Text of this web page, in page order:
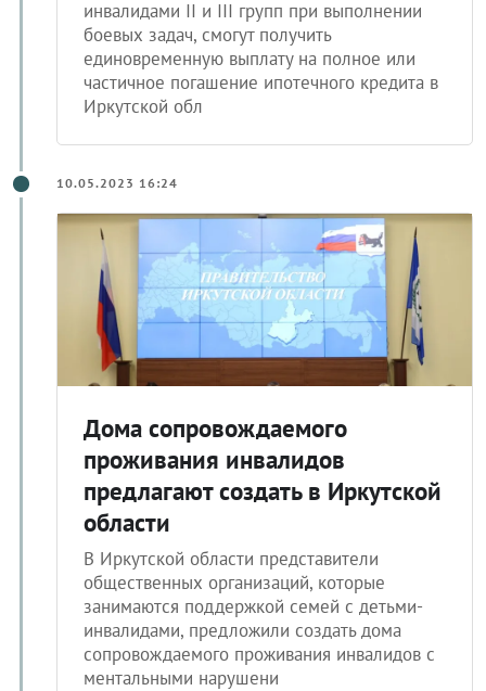
инвалидами II и III групп при выполнении
боевых задач, смогут получить
единовременную выплату на полное или
частичное погашение ипотечного кредита в
Иркутской обл
10.05.2023 16:24
Дома сопровождаемого
проживания инвалидов
предлагают создать в Иркутской
области
В Иркутской области представители
общественных организаций, которые
занимаются поддержкой семей с детьми-
инвалидами, предложили создать дома
сопровождаемого проживания инвалидов с
ментальными нарушени